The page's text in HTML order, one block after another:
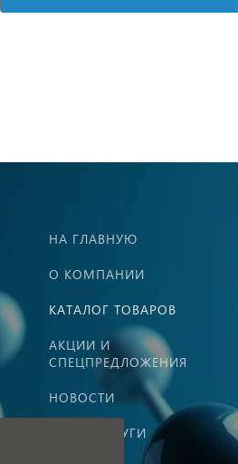
НА ГЛАВНУЮ
О КОМПАНИИ
КАТАЛОГ ТОВАРОВ
АКЦИИ И
СПЕЦПРЕДЛОЖЕНИЯ
НОВОСТИ
НАШИ УСЛУГИ